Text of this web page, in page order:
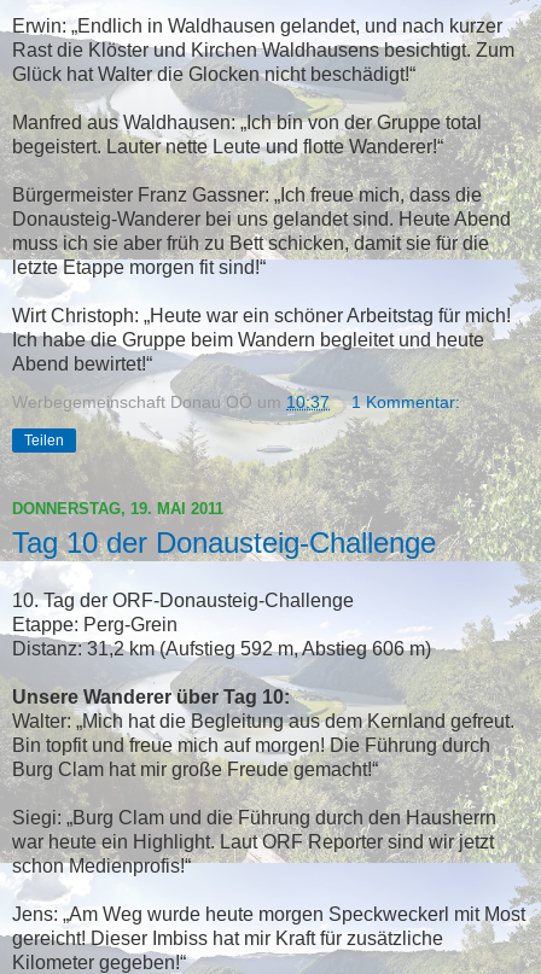
Erwin: „Endlich in Waldhausen gelandet, und nach kurzer
Rast die Klöster und Kirchen Waldhausens besichtigt. Zum
Glück hat Walter die Glocken nicht beschädigt!“
Manfred aus Waldhausen: „Ich bin von der Gruppe total
begeistert. Lauter nette Leute und flotte Wanderer!“
Bürgermeister Franz Gassner: „Ich freue mich, dass die
Donausteig-Wanderer bei uns gelandet sind. Heute Abend
muss ich sie aber früh zu Bett schicken, damit sie für die
letzte Etappe morgen fit sind!“
Wirt Christoph: „Heute war ein schöner Arbeitstag für mich!
Ich habe die Gruppe beim Wandern begleitet und heute
Abend bewirtet!“
Werbegemeinschaft Donau OÖ um 10:37 1 Kommentar:
Teilen
DONNERSTAG, 19. MAI 2011
Tag 10 der Donausteig-Challenge
10. Tag der ORF-Donausteig-Challenge
Etappe: Perg-Grein
Distanz: 31,2 km (Aufstieg 592 m, Abstieg 606 m)
Unsere Wanderer über Tag 10:
Walter: „Mich hat die Begleitung aus dem Kernland gefreut.
Bin topfit und freue mich auf morgen! Die Führung durch
Burg Clam hat mir große Freude gemacht!“
Siegi: „Burg Clam und die Führung durch den Hausherrn
war heute ein Highlight. Laut ORF Reporter sind wir jetzt
schon Medienprofis!“
Jens: „Am Weg wurde heute morgen Speckweckerl mit Most
gereicht! Dieser Imbiss hat mir Kraft für zusätzliche
Kilometer gegeben!“